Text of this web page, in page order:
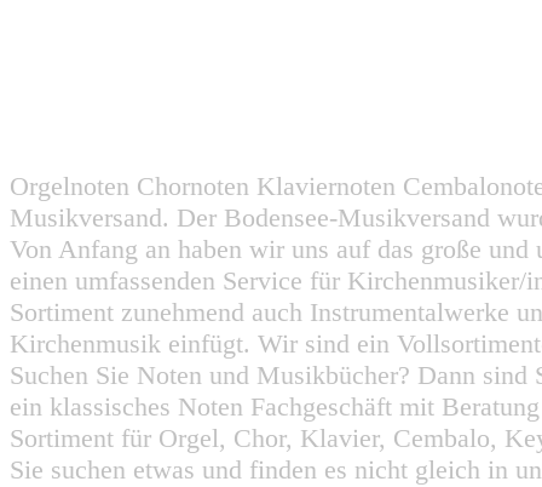
Orgelnoten Chornoten Klaviernoten
Musikversand. Der Bodensee-Musikversand
Von Anfang an haben wir uns auf das große
einen umfassenden Service für
Sortiment zunehmend auch Instrumentalwerke
Kirchenmusik einfügt. Wir sind ein
Suchen Sie Noten und Musikbücher? Dann
ein klassisches Noten Fachgeschäft mit
Sortiment für Orgel, Chor, Klavier, Cembalo,
Sie suchen etwas und finden es nicht gleich in